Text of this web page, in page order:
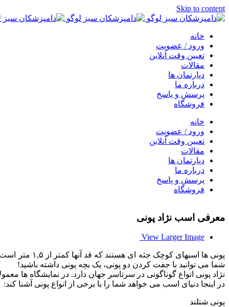
Skip to content
خانه
ورود / عضویت
تعیین وقت آنلاین
مقالات
دپارتمان ها
درباره ما
پرسش و پاسخ
فروشگاه
خانه
ورود / عضویت
تعیین وقت آنلاین
مقالات
دپارتمان ها
درباره ما
پرسش و پاسخ
فروشگاه
معرفی اسب نژاد پونی
View Larger Image
پونی ها
شما می توانید با جفت کردن دو پونی، یک بچه پونی داشته باشید!
نژاد پونی انواع گوناگونی در سرتاسر جهان دارد. در نمایشگاه ها معمولا پونی ها را
در اینجا دنیای اسب می خواهد شما را با برخی از انواع پونی آشنا کند:
پونی شتلند